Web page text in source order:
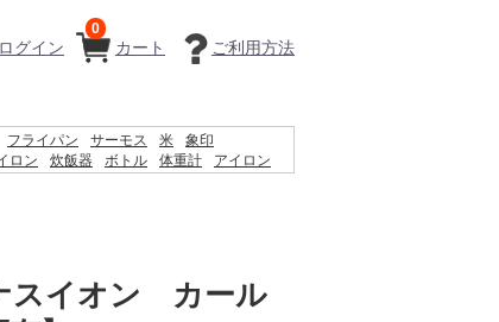
カート
0
ご利用方法
ログイン
フライパン サーモス 米
象印
ロン 炊飯器 ボトル 体重計
アイロン
スイオン カール